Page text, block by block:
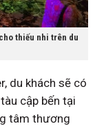
thiếu nhi trên du
du khách sẽ có
cập bến tại
tâm thương